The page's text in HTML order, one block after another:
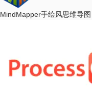
MindMapper手绘风思维导图